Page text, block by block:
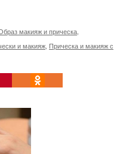
макияж и прическа,
и макияж, Прическа и макияж с